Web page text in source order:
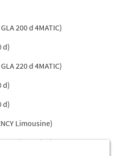
200 d 4MATIC)
d)
220 d 4MATIC)
d)
d)
Limousine)
Limousine)